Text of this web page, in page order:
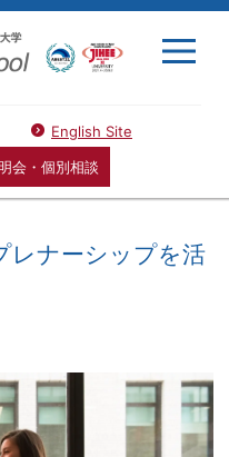
English Site
会・個別相談
レナーシップを活